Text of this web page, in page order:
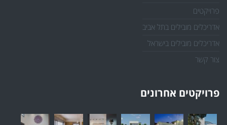
פרויקטים
אדריכלים מובילים בתל אביב
אדריכלים מובילים בישראל
צור קשר
פרויקטים אחרונים